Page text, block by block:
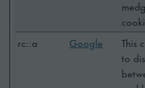
rc::a Google
This
to